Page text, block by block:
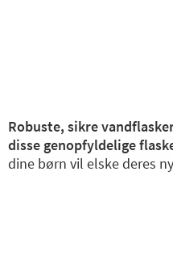
Robuste, sikre
disse genopfyldelige
dine børn vil elske deres